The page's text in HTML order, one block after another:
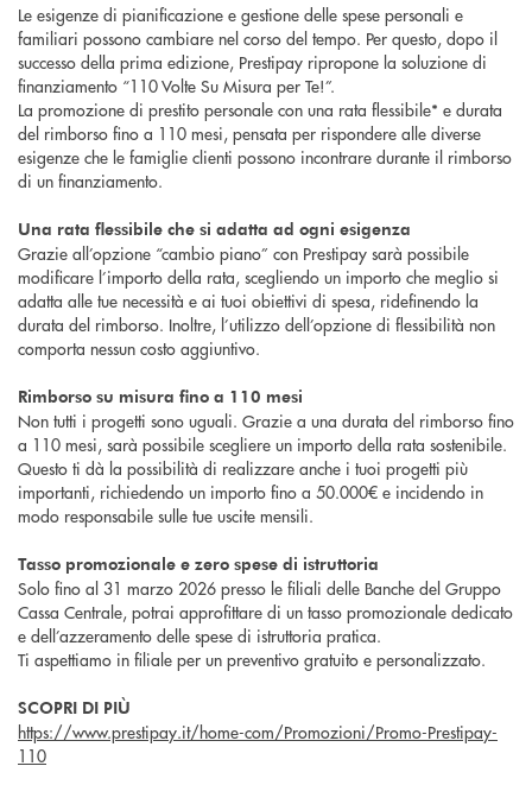
Le esigenze di pianificazione e gestione delle spese personali e
familiari possono cambiare nel corso del tempo. Per questo, dopo il
successo della prima edizione, Prestipay ripropone la soluzione di
finanziamento “110 Volte Su Misura per Te!”.
La promozione di prestito personale con una rata flessibile* e durata
del rimborso fino a 110 mesi, pensata per rispondere alle diverse
esigenze che le famiglie clienti possono incontrare durante il rimborso
di un finanziamento.
Una rata flessibile che si adatta ad ogni esigenza
Grazie all’opzione “cambio piano” con Prestipay sarà possibile
modificare l’importo della rata, scegliendo un importo che meglio si
adatta alle tue necessità e ai tuoi obiettivi di spesa, ridefinendo la
durata del rimborso. Inoltre, l’utilizzo dell’opzione di flessibilità non
comporta nessun costo aggiuntivo.
Rimborso su misura fino a 110 mesi
Non tutti i progetti sono uguali. Grazie a una durata del rimborso fino
a 110 mesi, sarà possibile scegliere un importo della rata sostenibile.
Questo ti dà la possibilità di realizzare anche i tuoi progetti più
importanti, richiedendo un importo fino a 50.000€ e incidendo in
modo responsabile sulle tue uscite mensili.
Tasso promozionale e zero spese di istruttoria
Solo fino al 31 marzo 2026 presso le filiali delle Banche del Gruppo
Cassa Centrale, potrai approfittare di un tasso promozionale dedicato
e dell’azzeramento delle spese di istruttoria pratica.
Ti aspettiamo in filiale per un preventivo gratuito e personalizzato.
SCOPRI DI PIÙ
https://www.prestipay.it/home-com/Promozioni/Promo-Prestipay-
110